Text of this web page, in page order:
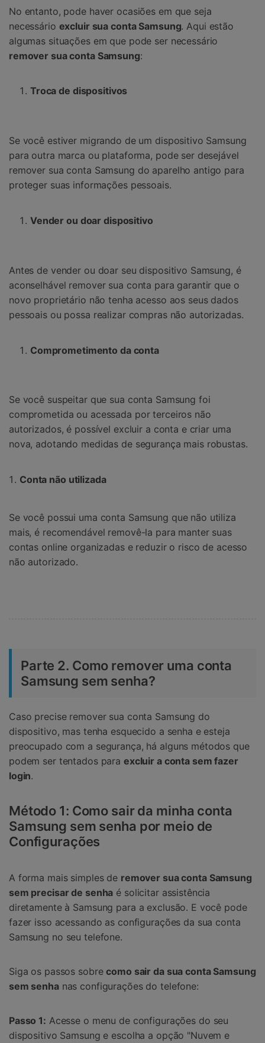
No entanto, pode haver ocasiões em que seja
necessário excluir sua conta Samsung. Aqui estão
algumas situações em que pode ser necessário
remover sua conta Samsung:
Troca de dispositivos
Se você estiver migrando de um dispositivo Samsung
para outra marca ou plataforma, pode ser desejável
remover sua conta Samsung do aparelho antigo para
proteger suas informações pessoais.
Vender ou doar dispositivo
Antes de vender ou doar seu dispositivo Samsung, é
aconselhável remover sua conta para garantir que o
novo proprietário não tenha acesso aos seus dados
pessoais ou possa realizar compras não autorizadas.
Comprometimento da conta
Se você suspeitar que sua conta Samsung foi
comprometida ou acessada por terceiros não
autorizados, é possível excluir a conta e criar uma
nova, adotando medidas de segurança mais robustas.
Conta não utilizada
Se você possui uma conta Samsung que não utiliza
mais, é recomendável removê-la para manter suas
contas online organizadas e reduzir o risco de acesso
não autorizado.
Parte 2. Como remover uma conta
Samsung sem senha?
Caso precise remover sua conta Samsung do
dispositivo, mas tenha esquecido a senha e esteja
preocupado com a segurança, há alguns métodos que
podem ser tentados para excluir a conta sem fazer
login.
Método 1: Como sair da minha conta
Samsung sem senha por meio de
Configurações
A forma mais simples de remover sua conta Samsung
sem precisar de senha é solicitar assistência
diretamente à Samsung para a exclusão. E você pode
fazer isso acessando as configurações da sua conta
Samsung no seu telefone.
Siga os passos sobrecomo sair da sua conta Samsung
sem senhanas configurações do telefone:
Passo 1: Acesse o menu de configurações do seu
dispositivo Samsung e escolha a opção "Nuvem e